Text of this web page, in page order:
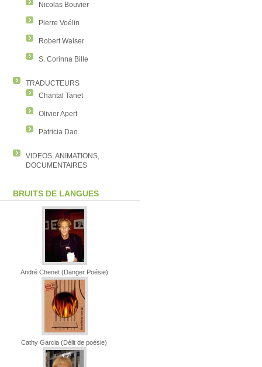
Nicolas Bouvier
Pierre Voélin
Robert Walser
S. Corinna Bille
TRADUCTEURS
Chantal Tanet
Olivier Apert
Patricia Dao
VIDEOS, ANIMATIONS,
DOCUMENTAIRES
BRUITS DE LANGUES
André Chenet (Danger Poésie)
Cathy Garcia (Délit de poésie)